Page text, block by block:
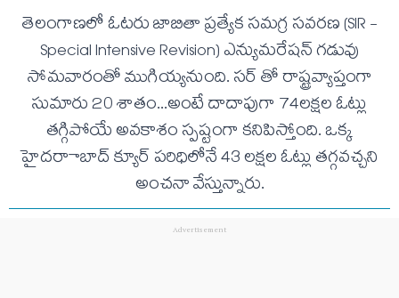
తెలంగాణలో ఓటరు జాబితా ప్రత్యేక సమగ్ర సవరణ (SIR -
Special Intensive Revision) ఎన్యుమరేషన్ గడువు
సోమవారంతో ముగియ్యనుంది. సర్ తో రాష్ట్రవ్యాప్తంగా
సుమారు 20 శాతం...అంటే దాదాపుగా 74లక్షల ఓట్లు
తగ్గిపోయే అవకాశం స్పష్టంగా కనిపిస్తోంది. ఒక్క
హైదరాాబాద్ క్యూర్ పరిధిలోనే 43 లక్షల ఓట్లు తగ్గవచ్చని
అంచనా వేస్తున్నారు.